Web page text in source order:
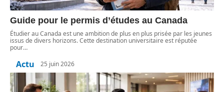
Guide pour le permis d’études au Canada
Étudier au Canada est une ambition de plus en plus prisée par les jeunes
issus de divers horizons. Cette destination universitaire est réputée
pour…
Actu 25 juin 2026